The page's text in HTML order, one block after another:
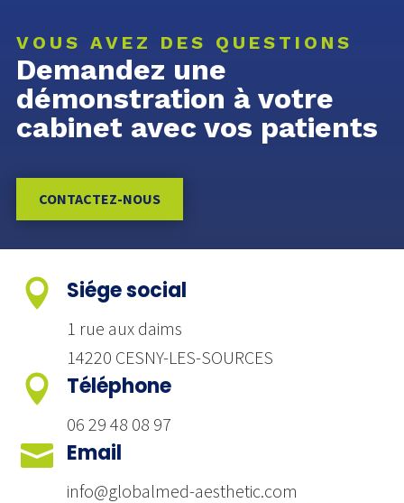
VOUS AVEZ DES QUESTIONS
Demandez une
démonstration à votre
cabinet avec vos patients
CONTACTEZ-NOUS
 Siége social
1 rue aux daims
14220 CESNY-LES-SOURCES
 Téléphone
06 29 48 08 97
 Email
info@globalmed-aesthetic.com